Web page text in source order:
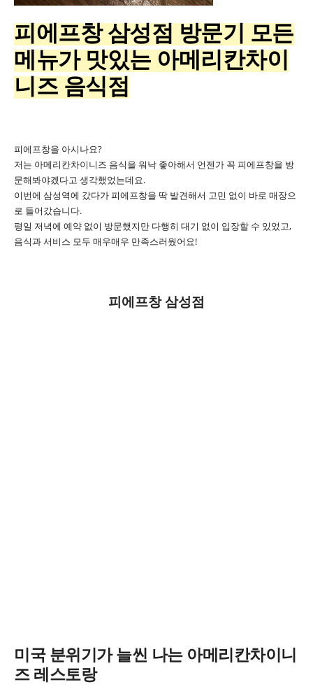
피에프창 삼성점 방문기 모든
메뉴가 맛있는 아메리칸차이
니즈 음식점
피에프창을 아시나요?
저는 아메리칸차이니즈 음식을 워낙 좋아해서 언젠가 꼭 피에프창을 방
문해봐야겠다고 생각했었는데요.
이번에 삼성역에 갔다가 피에프창을 딱 발견해서 고민 없이 바로 매장으
로 들어갔습니다.
평일 저녁에 예약 없이 방문했지만 다행히 대기 없이 입장할 수 있었고,
음식과 서비스 모두 매우매우 만족스러웠어요!
피에프창 삼성점
미국 분위기가 늘씬 나는 아메리칸차이니
즈 레스토랑